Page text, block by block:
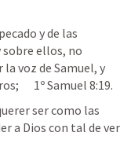
y de las
sobre ellos, no
voz de Samuel, y
1º Samuel 8:19.
ser como las
a Dios con tal de ver